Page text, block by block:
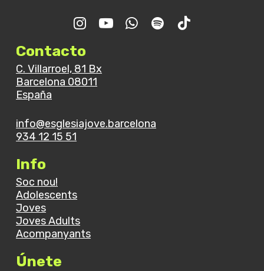
Contacto
C. Villarroel, 81 Bx
Barcelona 08011
España
info@esglesiajove.barcelona
934 12 15 51
Info
Soc nou!
Adolescents
Joves
Joves Adults
Acompanyants
Únete